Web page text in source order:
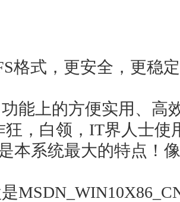
格式，更安全，更稳
能上的方便实用、高
狂，白领，IT界人士使
本系统最大的特点！